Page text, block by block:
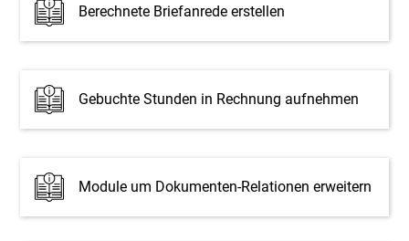
Berechnete Briefanrede erstellen
Gebuchte Stunden in Rechnung aufnehmen
Module um Dokumenten-Relationen erweitern